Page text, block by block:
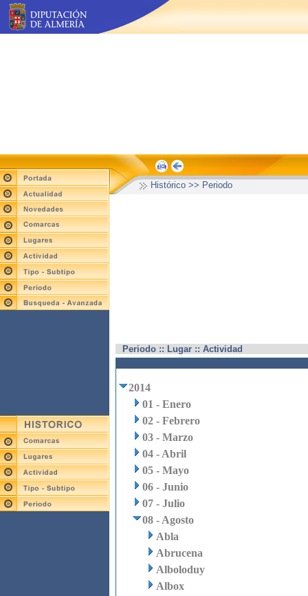
Histórico >> Periodo
Periodo :: Lugar :: Actividad
2014
01 - Enero
02 - Febrero
03 - Marzo
04 - Abril
05 - Mayo
06 - Junio
07 - Julio
08 - Agosto
Abla
Abrucena
Alboloduy
Albox